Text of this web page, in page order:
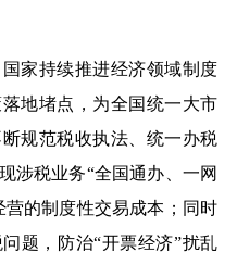
持续推进经济领域制度
地堵点，为全国统一大市
规范税收执法、统一办税
涉税业务“全国通办、一网
的制度性交易成本；同时
题，防治“开票经济”扰乱